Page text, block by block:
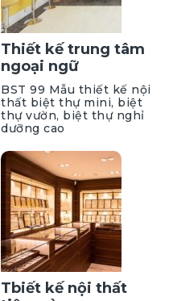
Thiết kế trung tâm
ngoại ngữ
BST 99 Mẫu thiết kế nội
thất biệt thự mini, biệt
thự vườn, biệt thự nghỉ
dưỡng cao
Tbiết kế nội thất